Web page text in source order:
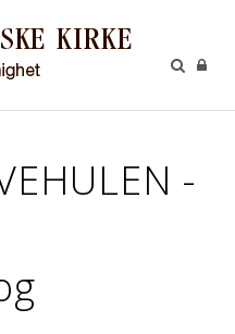
GRAVFERD
-